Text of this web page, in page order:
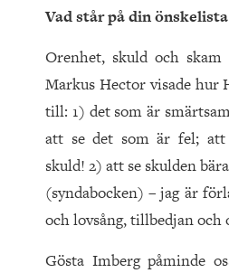
Vad står på din
Orenhet, skuld och
Markus Hector visade
till: 1) det som är
att se det som är fel; att
skuld! 2) att se skulden
(syndabocken) – jag är
och lovsång, tillbedjan och
Gösta Imberg påminde